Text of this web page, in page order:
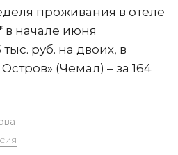
проживания в отеле
в начале июня
руб. на двоих, в
(Чемал) – за 164